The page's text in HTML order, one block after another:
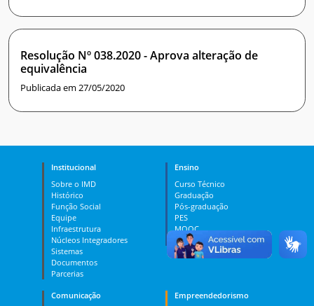
Resolução Nº 038.2020 - Aprova alteração de
equivalência
Publicada em 27/05/2020
Institucional
Sobre o IMD
Histórico
Função Social
Equipe
Infraestrutura
Núcleos Integradores
Sistemas
Documentos
Parcerias
Ensino
Curso Técnico
Graduação
Pós-graduação
PES
MOOC
Dúvidas
Comunicação
Empreendedorismo